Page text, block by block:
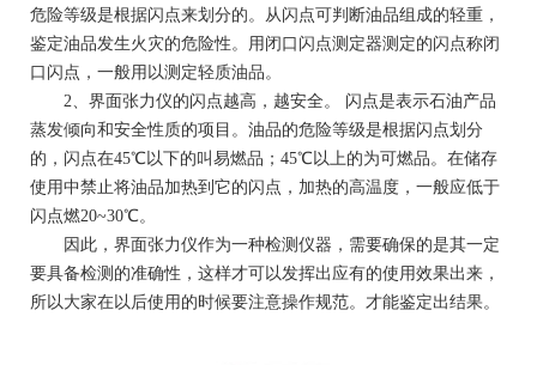
危险等级是根据闪点来划分的。从闪点可判断油品组成的轻重，
鉴定油品发生火灾的危险性。用闭口闪点测定器测定的闪点称闭
口闪点，一般用以测定轻质油品。
2、界面张力仪的闪点越高，越安全。 闪点是表示石油产品
蒸发倾向和安全性质的项目。油品的危险等级是根据闪点划分
的，闪点在45℃以下的叫易燃品；45℃以上的为可燃品。在储存
使用中禁止将油品加热到它的闪点，加热的高温度，一般应低于
闪点燃20~30℃。
因此，界面张力仪作为一种检测仪器，需要确保的是其一定
要具备检测的准确性，这样才可以发挥出应有的使用效果出来，
所以大家在以后使用的时候要注意操作规范。才能鉴定出结果。